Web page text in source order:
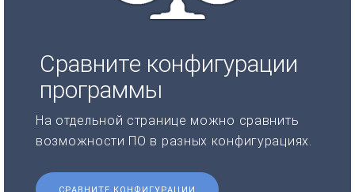
Сравните конфигурации
программы
На отдельной странице можно сравнить
возможности ПО в разных конфигурациях.